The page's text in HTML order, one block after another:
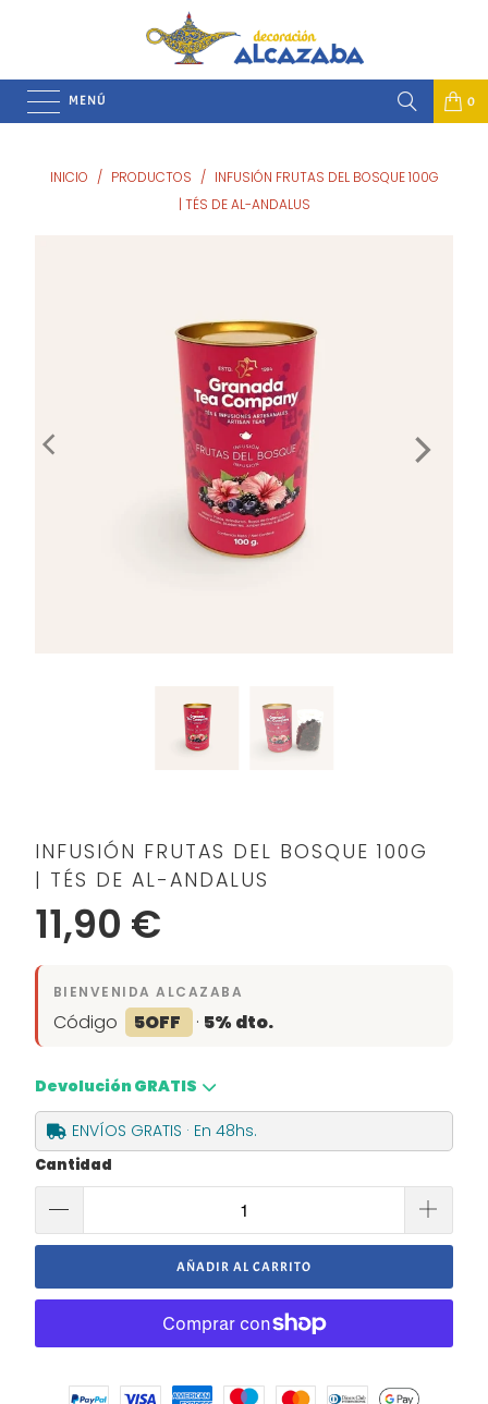
MENÚ 0
INICIO / PRODUCTOS / INFUSIÓN FRUTAS DEL BOSQUE 100G
| TÉS DE AL-ANDALUS
INFUSIÓN FRUTAS DEL BOSQUE 100G
| TÉS DE AL-ANDALUS
11,90 €
BIENVENIDA ALCAZABA
Código 5OFF · 5% dto.
Devolución GRATIS
ENVÍOS GRATIS · En 48hs.
Cantidad
AÑADIR AL CARRITO